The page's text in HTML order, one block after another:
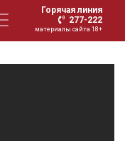
Горячая линия
277-222
материалы сайта 18+